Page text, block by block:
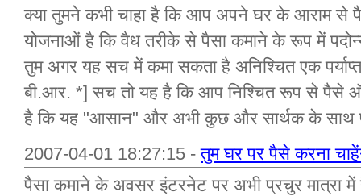
क्या तुमने कभी चाहा है कि आप अपने घर के आराम
योजनाओं है कि वैध तरीके से पैसा कमाने के रूप में
तुम अगर यह सच में कमा सकता है अनिश्चित एक
बी.आर. *] सच तो यह है कि आप निश्चित रूप से पैसे
है कि यह "आसान" और अभी कुछ और सार्थक के साथ
2007-04-01 18:27:15 -तुम घर पर पैसे करना
पैसा कमाने के अवसर इंटरनेट पर अभी प्रचुर मात्रा